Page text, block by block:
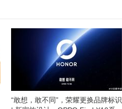
“敢想，敢不同”，荣耀更换品牌标识